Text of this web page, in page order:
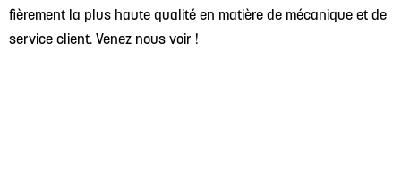
fièrement la plus haute qualité en matière de mécanique et de
service client. Venez nous voir !